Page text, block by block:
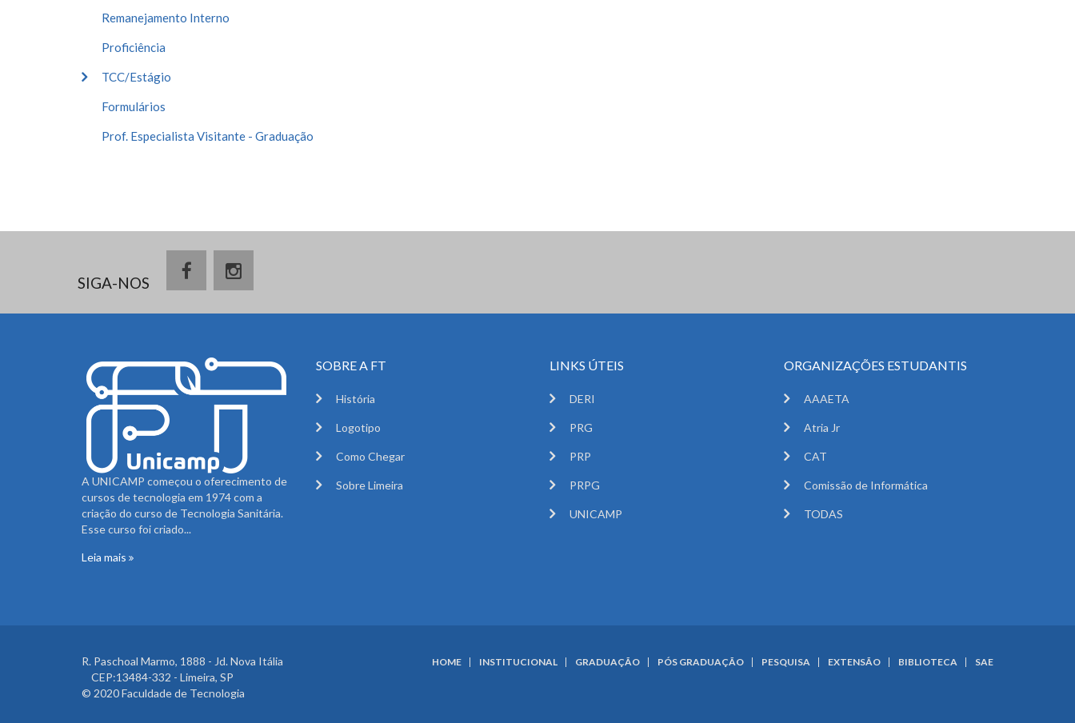
Remanejamento Interno
Proficiência
TCC/Estágio
Formulários
Prof. Especialista Visitante - Graduação
SIGA-NOS
A UNICAMP começou o oferecimento de
cursos de tecnologia em 1974 com a
criação do curso de Tecnologia Sanitária.
Esse curso foi criado...
Leia mais
SOBRE A FT
História
Logotipo
Como Chegar
Sobre Limeira
LINKS ÚTEIS
DERI
PRG
PRP
PRPG
UNICAMP
ORGANIZAÇÕES ESTUDANTIS
AAAETA
Atria Jr
CAT
Comissão de Informática
TODAS
R. Paschoal Marmo, 1888 - Jd. Nova Itália
CEP:13484-332 - Limeira, SP
© 2020 Faculdade de Tecnologia
HOME INSTITUCIONAL GRADUAÇÃO PÓS GRADUAÇÃO PESQUISA EXTENSÃO BIBLIOTECA SAE